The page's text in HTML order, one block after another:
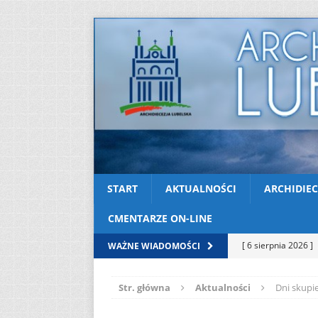
START AKTUALNOŚCI
CMENTARZE ON-LINE
WAŻNE WIADOMOŚCI [ 6 sierpnia 2026 ]
AKTUALNOŚCI
Str. główna Aktualności Dni